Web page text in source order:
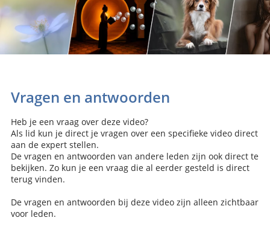
Vragen en antwoorden
Heb je een vraag over deze video?
Als lid kun je direct je vragen over een specifieke video direct
aan de expert stellen.
De vragen en antwoorden van andere leden zijn ook direct te
bekijken. Zo kun je een vraag die al eerder gesteld is direct
terug vinden.
De vragen en antwoorden bij deze video zijn alleen zichtbaar
voor leden.